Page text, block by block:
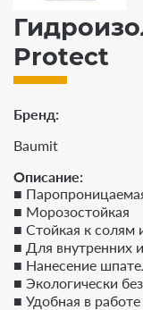
Protect
Бренд
Baumit
Описание:
■
■ Морозостойкая
■ Стойкая к солям
■ Для внутренних
■ Нанесение
■ Экологически
■ Удобная в работе